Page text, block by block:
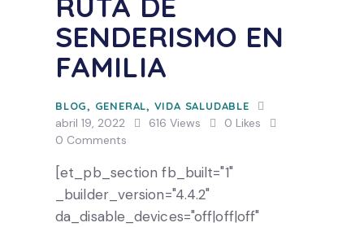
SENDERISMO EN
FAMILIA
BLOG, GENERAL, VIDA SALUDABLE
abril 19, 2022 616 Views 0 Likes
0 Comments
[et_pb_section fb_built="1"
_builder_version="4.4.2"
da_disable_devices="off|off|off"